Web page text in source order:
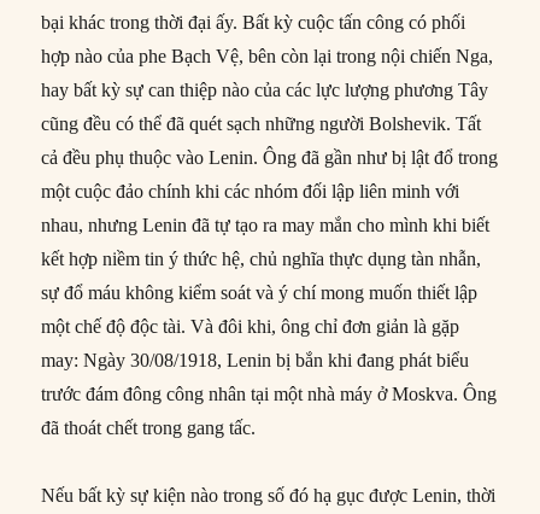
bại khác trong thời đại ấy. Bất kỳ cuộc tấn công có phối
hợp nào của phe Bạch Vệ, bên còn lại trong nội chiến Nga,
hay bất kỳ sự can thiệp nào của các lực lượng phương Tây
cũng đều có thể đã quét sạch những người Bolshevik. Tất
cả đều phụ thuộc vào Lenin. Ông đã gần như bị lật đổ trong
một cuộc đảo chính khi các nhóm đối lập liên minh với
nhau, nhưng Lenin đã tự tạo ra may mắn cho mình khi biết
kết hợp niềm tin ý thức hệ, chủ nghĩa thực dụng tàn nhẫn,
sự đổ máu không kiểm soát và ý chí mong muốn thiết lập
một chế độ độc tài. Và đôi khi, ông chỉ đơn giản là gặp
may: Ngày 30/08/1918, Lenin bị bắn khi đang phát biểu
trước đám đông công nhân tại một nhà máy ở Moskva. Ông
đã thoát chết trong gang tấc.
Nếu bất kỳ sự kiện nào trong số đó hạ gục được Lenin, thời